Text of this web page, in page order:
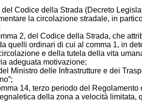
del Codice della Strada (Decreto
la circolazione stradale, in
2, del Codice della Strada, che
quelli ordinari di cui al comma 1, in
e della tutela della vita
adeguata motivazione;
Ministro delle Infrastrutture e dei
14, terzo periodo del
della zona a velocità